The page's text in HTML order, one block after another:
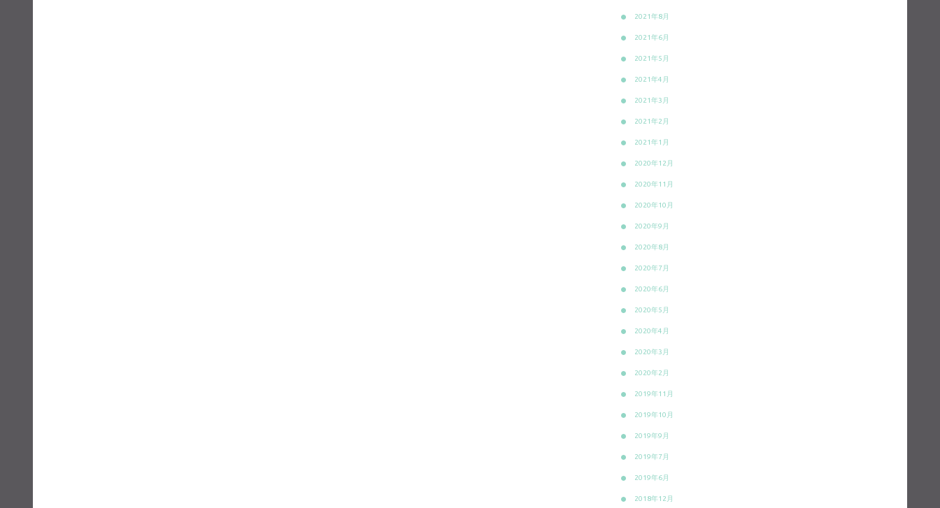
2021年8月
2021年6月
2021年5月
2021年4月
2021年3月
2021年2月
2021年1月
2020年12月
2020年11月
2020年10月
2020年9月
2020年8月
2020年7月
2020年6月
2020年5月
2020年4月
2020年3月
2020年2月
2019年11月
2019年10月
2019年9月
2019年7月
2019年6月
2018年12月